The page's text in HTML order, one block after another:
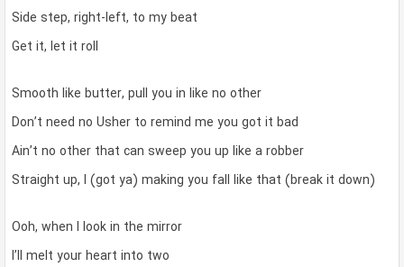
Side step, right-left, to my beat
Get it, let it roll
Smooth like butter, pull you in like no other
Don’t need no Usher to remind me you got it bad
Ain’t no other that can sweep you up like a robber
Straight up, I (got ya) making you fall like that (break it down)
Ooh, when I look in the mirror
I’ll melt your heart into two